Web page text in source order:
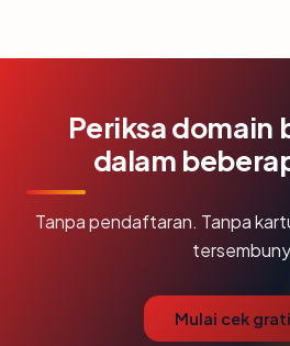
Periksa domain
dalam
Tanpa pendaftaran. Tanpa
Mulai cek